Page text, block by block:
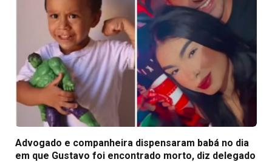
Advogado e companheira dispensaram babá no dia
em que Gustavo foi encontrado morto, diz delegado